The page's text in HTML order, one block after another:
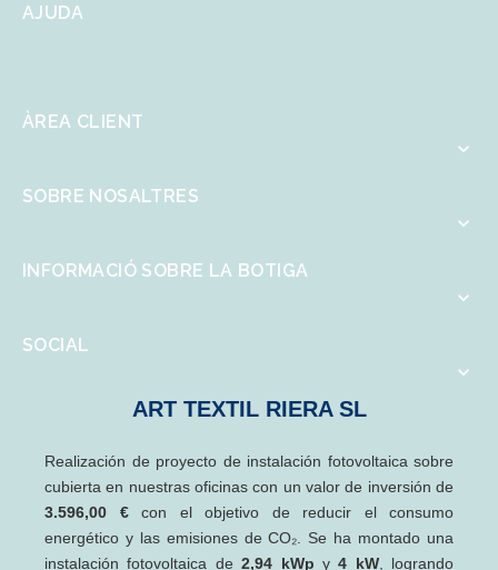
AJUDA
ÀREA CLIENT

SOBRE NOSALTRES

INFORMACIÓ SOBRE LA BOTIGA

SOCIAL

ART TEXTIL RIERA SL
Realización de proyecto de instalación fotovoltaica sobre
cubierta en nuestras oficinas con un valor de inversión de
3.596,00 €con el objetivo de reducir el consumo
energético y las emisiones de CO₂. Se ha montado una
instalación fotovoltaica de2,94 kWp y4 kW, logrando